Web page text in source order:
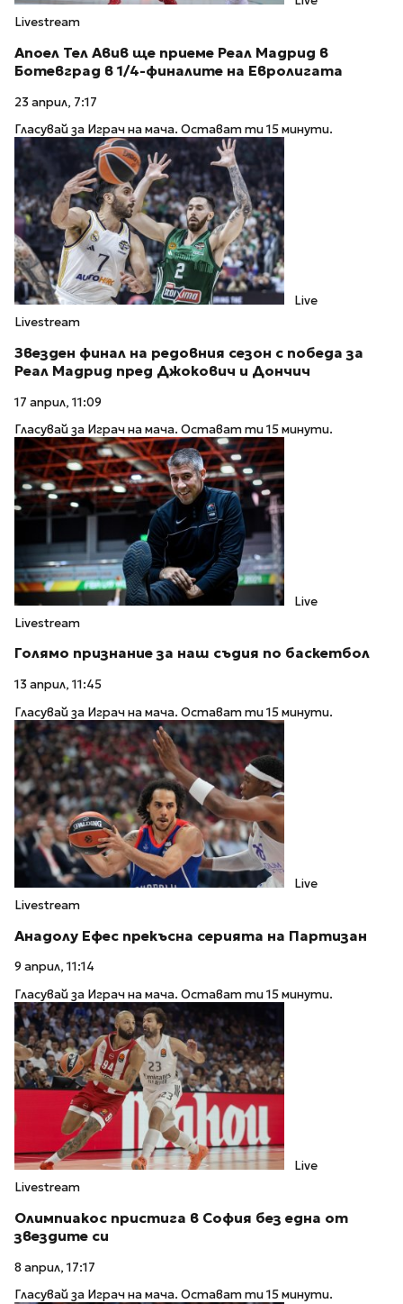
Livestream
Апоел Тел Авив ще приеме Реал Мадрид в
Ботевград в 1/4-финалите на Евролигата
23 април, 7:17
Гласувай за Играч на мача. Остават ти 15 минути.
Live
Livestream
Звезден финал на редовния сезон с победа за
Реал Мадрид пред Джокович и Дончич
17 април, 11:09
Гласувай за Играч на мача. Остават ти 15 минути.
Live
Livestream
Голямо признание за наш съдия по баскетбол
13 април, 11:45
Гласувай за Играч на мача. Остават ти 15 минути.
Live
Livestream
Анадолу Ефес прекъсна серията на Партизан
9 април, 11:14
Гласувай за Играч на мача. Остават ти 15 минути.
Live
Livestream
Олимпиакос пристига в София без една от
звездите си
8 април, 17:17
Гласувай за Играч на мача. Остават ти 15 минути.